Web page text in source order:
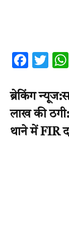
ब्रेकिंग
लाख की ठगी:
थाने में FIR